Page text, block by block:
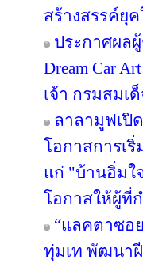
สร้างสรรค์ยุ
ประกาศผล
Dream Car
เจ้า กรมสมเ
ลาลามูฟเปิ
โอกาสการเ
แก่ "บ้านอิ่ม
โอกาสให้ผู้ที่
“แลคตาซอ
ทุ่มเท พัฒนา